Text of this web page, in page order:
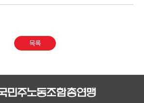
목록